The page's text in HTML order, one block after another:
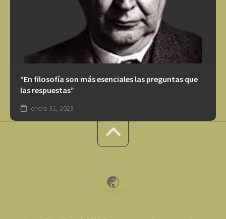
“En filosofía son más esenciales las preguntas que
las respuestas”
enero 31, 2023